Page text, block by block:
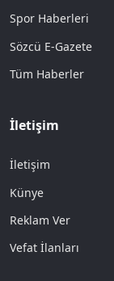
Spor Haberleri
Sözcü E-Gazete
Tüm Haberler
İletişim
İletişim
Künye
Reklam Ver
Vefat İlanları